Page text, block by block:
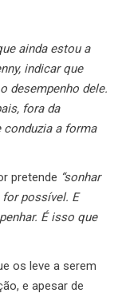
ainda estou a
indicar que
desempenho dele.
fora da
conduzia a forma
pretende “sonhar
possível. E
É isso que
os leve a serem
e apesar de